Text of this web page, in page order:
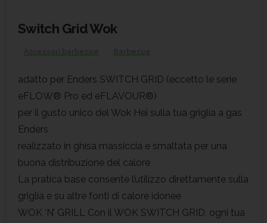
Switch Grid Wok
adatto per Enders SWITCH GRID (eccetto le serie
eFLOW® Pro ed eFLAVOUR®)
per il gusto unico del Wok Hei sulla tua griglia a gas
Enders
realizzato in ghisa massiccia e smaltata per una
buona distribuzione del calore
La pratica base consente l’utilizzo direttamente sulla
griglia e su altre fonti di calore idonee
WOK ‘N’ GRILL Con il WOK SWITCH GRID, ogni tua